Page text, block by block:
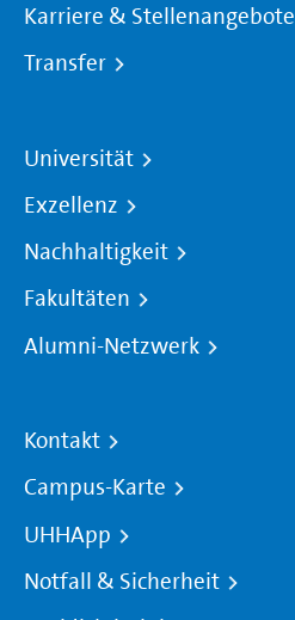
Karriere & Stellenangebote
Transfer
Universität
Exzellenz
Nachhaltigkeit
Fakultäten
Alumni-Netzwerk
Kontakt
Campus-Karte
UHHApp
Notfall & Sicherheit